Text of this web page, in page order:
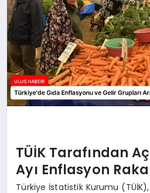
TÜİK Tarafından
Ayı Enflasyon
Türkiye İstatistik Kurumu